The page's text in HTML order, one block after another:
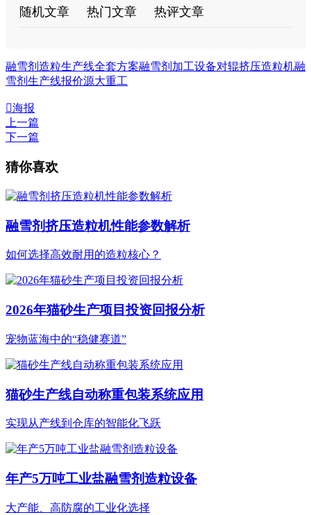
随机文章 热门文章 热评文章
融雪剂造粒生产线全套方案融雪剂加工设备对辊挤压造粒机融
雪剂生产线报价源大重工
海报
上一篇
下一篇
猜你喜欢
融雪剂挤压造粒机性能参数解析
如何选择高效耐用的造粒核心？
2026年猫砂生产项目投资回报分析
宠物蓝海中的“稳健赛道”
猫砂生产线自动称重包装系统应用
实现从产线到仓库的智能化飞跃
年产5万吨工业盐融雪剂造粒设备
大产能、高防腐的工业化选择